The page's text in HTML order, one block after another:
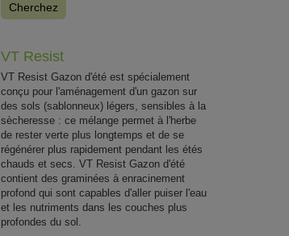
Cherchez
VT Resist
VT Resist Gazon d'été est spécialement
conçu pour l'aménagement d'un gazon sur
des sols (sablonneux) légers, sensibles à la
sècheresse : ce mélange permet à l'herbe
de rester verte plus longtemps et de se
régénérer plus rapidement pendant les étés
chauds et secs. VT Resist Gazon d'été
contient des graminées à enracinement
profond qui sont capables d'aller puiser l'eau
et les nutriments dans les couches plus
profondes du sol.